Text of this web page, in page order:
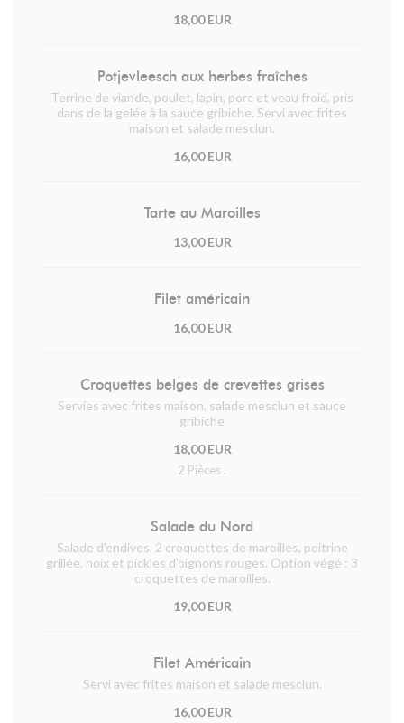
18,00 EUR
Potjevleesch aux herbes fraîches
Terrine de viande, poulet, lapin, porc et veau froid, pris
dans de la gelée à la sauce gribiche. Servi avec frites
maison et salade mesclun.
16,00 EUR
Tarte au Maroilles
13,00 EUR
Filet américain
16,00 EUR
Croquettes belges de crevettes grises
Servies avec frites maison, salade mesclun et sauce
gribiche
18,00 EUR
2 Pièces .
Salade du Nord
Salade d’endives, 2 croquettes de maroilles, poitrine
grillée, noix et pickles d’oignons rouges. Option végé : 3
croquettes de maroilles.
19,00 EUR
Filet Américain
Servi avec frites maison et salade mesclun.
16,00 EUR